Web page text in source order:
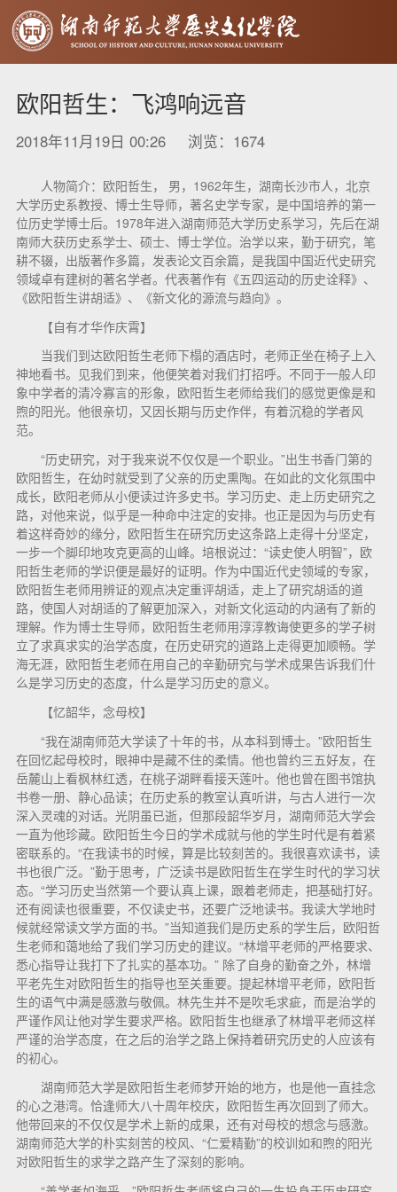
欧阳哲生：飞鸿响远音
2018年11月19日 00:26 浏览： 1674
人物简介：欧阳哲生， 男，1962年生，湖南长沙市人，北京
大学历史系教授、博士生导师，著名史学专家，是中国培养的第一
位历史学博士后。1978年进入湖南师范大学历史系学习，先后在湖
南师大获历史系学士、硕士、博士学位。治学以来，勤于研究，笔
耕不辍，出版著作多篇，发表论文百余篇，是我国中国近代史研究
领域卓有建树的著名学者。代表著作有《五四运动的历史诠释》、
《欧阳哲生讲胡适》、《新文化的源流与趋向》。
【自有才华作庆霄】
当我们到达欧阳哲生老师下榻的酒店时，老师正坐在椅子上入
神地看书。见我们到来，他便笑着对我们打招呼。不同于一般人印
象中学者的清冷寡言的形象，欧阳哲生老师给我们的感觉更像是和
煦的阳光。他很亲切，又因长期与历史作伴，有着沉稳的学者风
范。
“历史研究，对于我来说不仅仅是一个职业。”出生书香门第的
欧阳哲生，在幼时就受到了父亲的历史熏陶。在如此的文化氛围中
成长，欧阳老师从小便读过许多史书。学习历史、走上历史研究之
路，对他来说，似乎是一种命中注定的安排。也正是因为与历史有
着这样奇妙的缘分，欧阳哲生在研究历史这条路上走得十分坚定，
一步一个脚印地攻克更高的山峰。培根说过：“读史使人明智”，欧
阳哲生老师的学识便是最好的证明。作为中国近代史领域的专家，
欧阳哲生老师用辨证的观点决定重评胡适，走上了研究胡适的道
路，使国人对胡适的了解更加深入，对新文化运动的内涵有了新的
理解。作为博士生导师，欧阳哲生老师用淳淳教诲使更多的学子树
立了求真求实的治学态度，在历史研究的道路上走得更加顺畅。学
海无涯，欧阳哲生老师在用自己的辛勤研究与学术成果告诉我们什
么是学习历史的态度，什么是学习历史的意义。
【忆韶华，念母校】
“我在湖南师范大学读了十年的书，从本科到博士。”欧阳哲生
在回忆起母校时，眼神中是藏不住的柔情。他也曾约三五好友，在
岳麓山上看枫林红透，在桃子湖畔看接天莲叶。他也曾在图书馆执
书卷一册、静心品读；在历史系的教室认真听讲，与古人进行一次
深入灵魂的对话。光阴虽已逝，但那段韶华岁月，湖南师范大学会
一直为他珍藏。欧阳哲生今日的学术成就与他的学生时代是有着紧
密联系的。“在我读书的时候，算是比较刻苦的。我很喜欢读书，读
书也很广泛。”勤于思考，广泛读书是欧阳哲生在学生时代的学习状
态。“学习历史当然第一个要认真上课，跟着老师走，把基础打好。
还有阅读也很重要，不仅读史书，还要广泛地读书。我读大学地时
候就经常读文学方面的书。”当知道我们是历史系的学生后，欧阳哲
生老师和蔼地给了我们学习历史的建议。“林增平老师的严格要求、
悉心指导让我打下了扎实的基本功。” 除了自身的勤奋之外，林增
平老先生对欧阳哲生的指导也至关重要。提起林增平老师，欧阳哲
生的语气中满是感激与敬佩。林先生并不是吹毛求疵，而是治学的
严谨作风让他对学生要求严格。欧阳哲生也继承了林增平老师这样
严谨的治学态度，在之后的治学之路上保持着研究历史的人应该有
的初心。
湖南师范大学是欧阳哲生老师梦开始的地方，也是他一直挂念
的心之港湾。恰逢师大八十周年校庆，欧阳哲生再次回到了师大。
他带回来的不仅仅是学术上新的成果，还有对母校的想念与感激。
湖南师范大学的朴实刻苦的校风、“仁爱精勤”的校训如和煦的阳光
对欧阳哲生的求学之路产生了深刻的影响。